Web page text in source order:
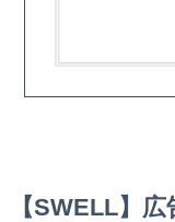
【SWELL】